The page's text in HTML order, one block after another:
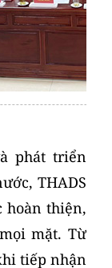
phát triển
THADS
hoàn thiện,
mặt. Từ
tiếp nhận